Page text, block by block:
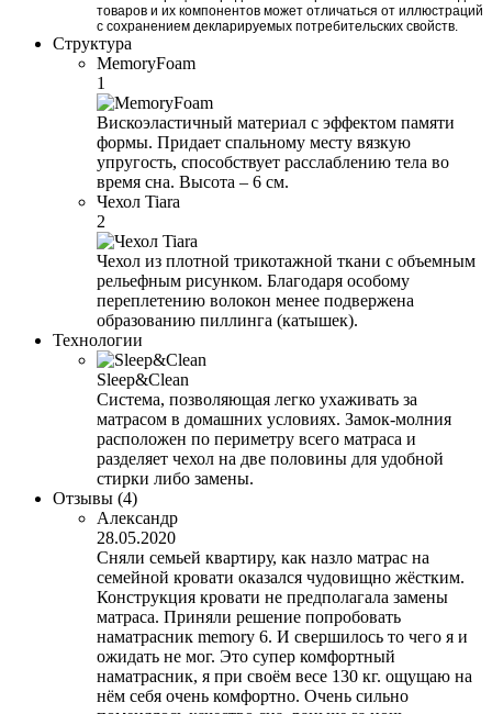
товаров и их компонентов может отличаться от иллюстраций
с сохранением декларируемых потребительских свойств.
Структура
MemoryFoam
1
Вискоэластичный материал с эффектом памяти
формы. Придает спальному месту вязкую
упругость, способствует расслаблению тела во
время сна. Высота – 6 см.
Чехол Tiara
2
Чехол из плотной трикотажной ткани с объемным
рельефным рисунком. Благодаря особому
переплетению волокон менее подвержена
образованию пиллинга (катышек).
Технологии
Sleep&Clean
Система, позволяющая легко ухаживать за
матрасом в домашних условиях. Замок-молния
расположен по периметру всего матраса и
разделяет чехол на две половины для удобной
стирки либо замены.
Отзывы (4)
Александр
28.05.2020
Сняли семьей квартиру, как назло матрас на
семейной кровати оказался чудовищно жёстким.
Конструкция кровати не предполагала замены
матраса. Приняли решение попробовать
наматрасник memory 6. И свершилось то чего я и
ожидать не мог. Это супер комфортный
наматрасник, я при своём весе 130 кг. ощущаю на
нём себя очень комфортно. Очень сильно